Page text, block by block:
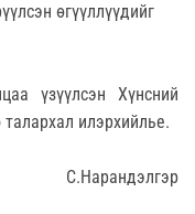
өгүүллүүдийг
үзүүлсэн Хүнсний
илэрхийлье.
С.Нарандэлгэр